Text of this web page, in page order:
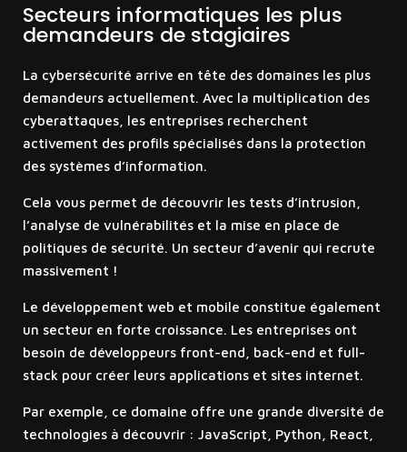
Secteurs informatiques les plus
demandeurs de stagiaires
La cybersécurité arrive en tête des domaines les plus
demandeurs actuellement. Avec la multiplication des
cyberattaques, les entreprises recherchent
activement des profils spécialisés dans la protection
des systèmes d’information.
Cela vous permet de découvrir les tests d’intrusion,
l’analyse de vulnérabilités et la mise en place de
politiques de sécurité. Un secteur d’avenir qui recrute
massivement !
Le développement web et mobile constitue également
un secteur en forte croissance. Les entreprises ont
besoin de développeurs front-end, back-end et full-
stack pour créer leurs applications et sites internet.
Par exemple, ce domaine offre une grande diversité de
technologies à découvrir : JavaScript, Python, React,